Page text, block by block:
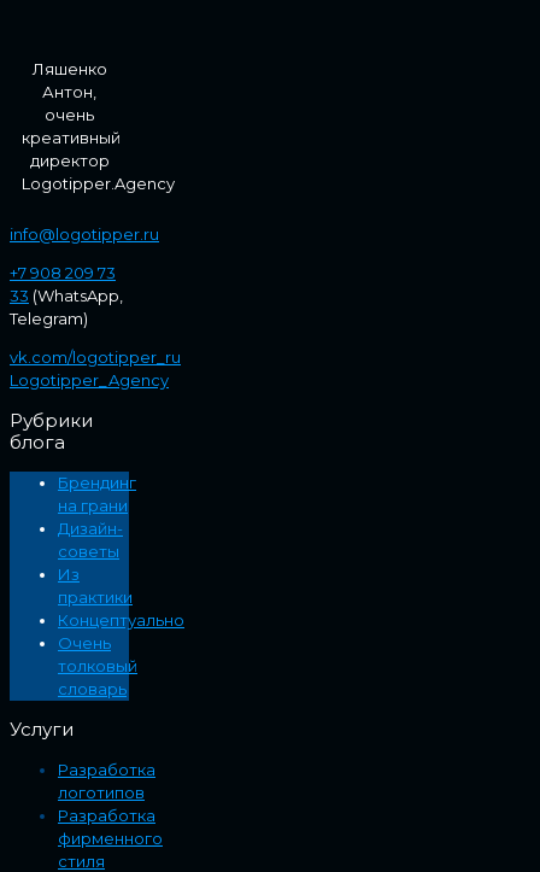
Ляшенко
Антон,
очень
креативный
директор
Logotipper.Agency
info@logotipper.ru
+7 908 209 73
33 (WhatsApp,
Telegram)
vk.com/logotipper_ru
Logotipper_Agency
Рубрики
блога
Брендинг
на грани
Дизайн-
советы
Из
практики
Концептуально
Очень
толковый
словарь
Услуги
Разработка
логотипов
Разработка
фирменного
стиля